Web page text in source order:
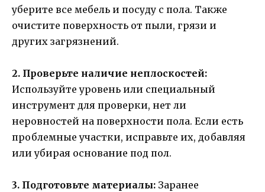
уберите все мебель и посуду с пола. Также
очистите поверхность от пыли, грязи и
других загрязнений.
2. Проверьте наличие неплоскостей:
Используйте уровень или специальный
инструмент для проверки, нет ли
неровностей на поверхности пола. Если есть
проблемные участки, исправьте их, добавляя
или убирая основание под пол.
3. Подготовьте материалы: Заранее